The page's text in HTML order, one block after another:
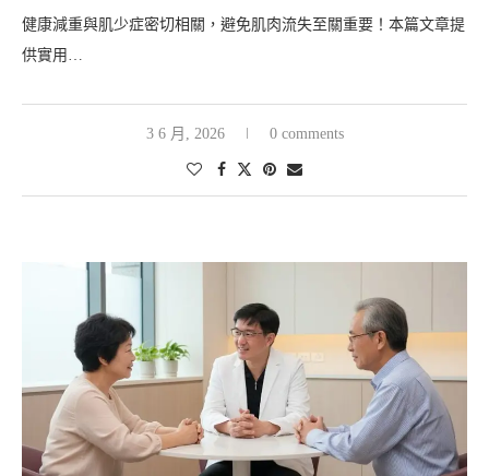
健康減重與肌少症密切相關，避免肌肉流失至關重要！本篇文章提
供實用…
3 6 月, 2026 0 comments